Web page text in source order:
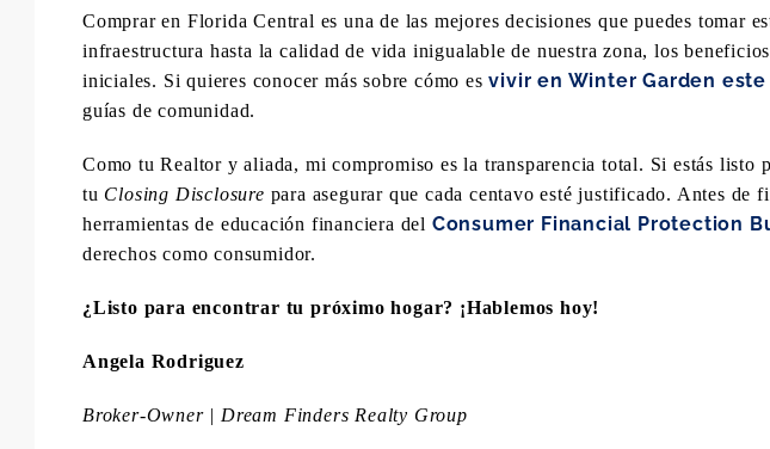
Comprar en Florida Central es una de las mejores decisiones que puedes tomar
infraestructura hasta la calidad de vida inigualable de nuestra zona, los
iniciales. Si quieres conocer más sobre cómo esvivir en Winter Garden este
guías de comunidad.
Como tu Realtor y aliada, mi compromiso es la transparencia total. Si estás listo
tu Closing Disclosure para asegurar que cada centavo esté justificado. Antes de
herramientas de educación financiera del Consumer Financial Protection
derechos como consumidor.
¿Listo para encontrar tu próximo hogar? ¡Hablemos hoy!
Angela Rodriguez
Broker-Owner | Dream Finders Realty Group